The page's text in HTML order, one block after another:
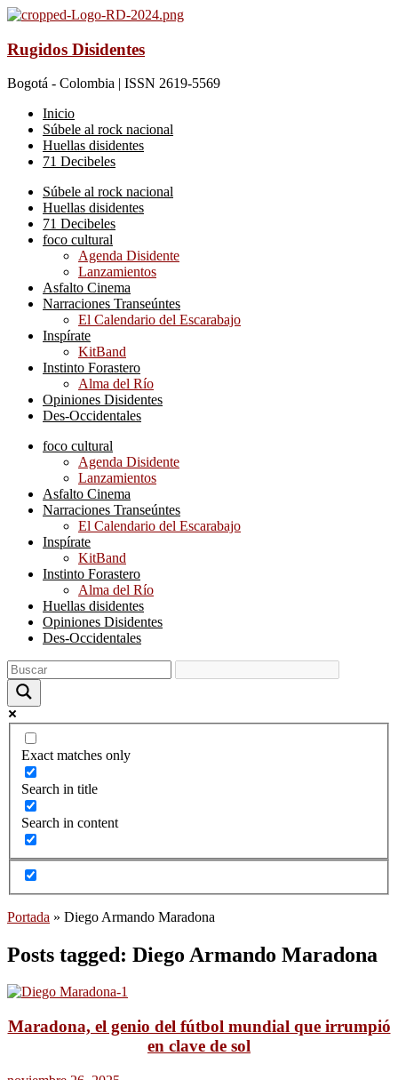
Rugidos Disidentes
Bogotá - Colombia | ISSN 2619-5569
Inicio
Súbele al rock nacional
Huellas disidentes
71 Decibeles
Súbele al rock nacional
Huellas disidentes
71 Decibeles
foco cultural
Agenda Disidente
Lanzamientos
Asfalto Cinema
Narraciones Transeúntes
El Calendario del Escarabajo
Inspírate
KitBand
Instinto Forastero
Alma del Río
Opiniones Disidentes
Des-Occidentales
foco cultural
Agenda Disidente
Lanzamientos
Asfalto Cinema
Narraciones Transeúntes
El Calendario del Escarabajo
Inspírate
KitBand
Instinto Forastero
Alma del Río
Huellas disidentes
Opiniones Disidentes
Des-Occidentales
Exact matches only
Search in title
Search in content
Portada » Diego Armando Maradona
Posts tagged: Diego Armando Maradona
Maradona, el genio del fútbol mundial que irrumpió
en clave de sol